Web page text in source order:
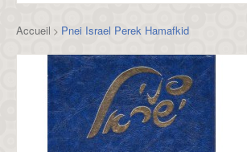
Accueil > Pnei Israel Perek Hamafkid